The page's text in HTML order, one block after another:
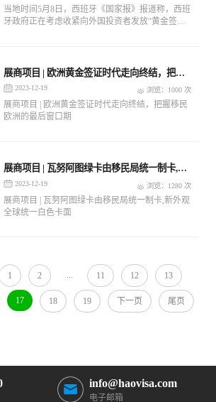
当地时间5月8日，西班牙《国家报》报道称，西班
牙政府正在考虑收紧向外国投资者发放“黄金签证”
展商项目 | 欧洲黄金签证时代走向终结，把握
移民欧洲的最后窗口期
2023-12-19 浏览：1000 次
展商项目 | 欧洲黄金签证时代走向终结，把握移民
欧洲的最后窗口期
展商项目 | 瓦努阿图绿卡由移民局统一制卡,新
外观全球统一白色卡面
2023-12-19 浏览：1280 次
展商项目 | 瓦努阿图绿卡由移民局统一制卡,新外观
全球统一白色卡面
1 2 11 12 13
17 18 19 下一页 尾页
info@haovisa.com
电子邮箱